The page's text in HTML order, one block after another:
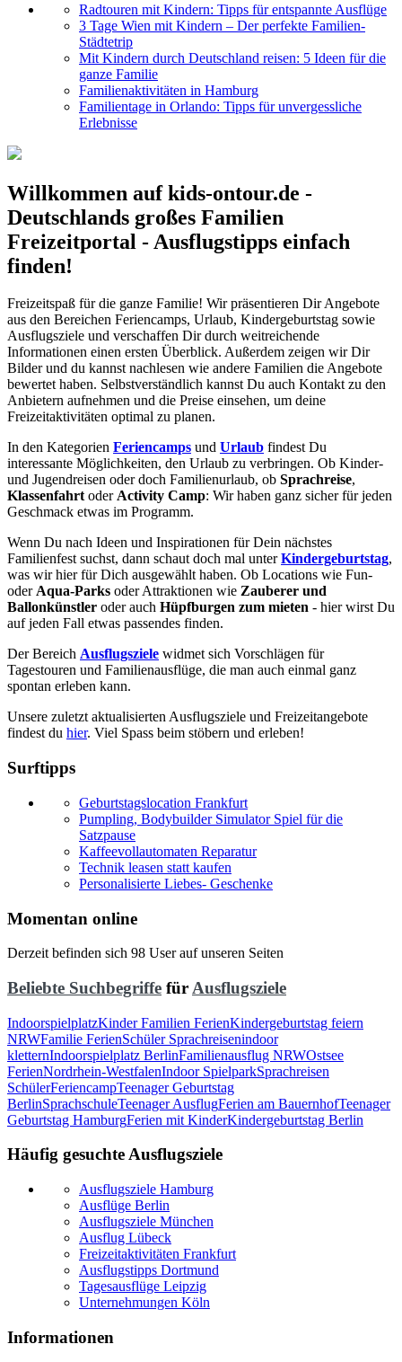
Radtouren mit Kindern: Tipps für entspannte Ausflüge
3 Tage Wien mit Kindern – Der perfekte Familien-
Städtetrip
Mit Kindern durch Deutschland reisen: 5 Ideen für die
ganze Familie
Familienaktivitäten in Hamburg
Familientage in Orlando: Tipps für unvergessliche
Erlebnisse
Willkommen auf kids-ontour.de -
Deutschlands großes Familien
Freizeitportal - Ausflugstipps einfach
finden!
Freizeitspaß für die ganze Familie! Wir präsentieren Dir Angebote
aus den Bereichen Feriencamps, Urlaub, Kindergeburtstag sowie
Ausflugsziele und verschaffen Dir durch weitreichende
Informationen einen ersten Überblick. Außerdem zeigen wir Dir
Bilder und du kannst nachlesen wie andere Familien die Angebote
bewertet haben. Selbstverständlich kannst Du auch Kontakt zu den
Anbietern aufnehmen und die Preise einsehen, um deine
Freizeitaktivitäten optimal zu planen.
In den Kategorien Feriencamps und Urlaub findest Du
interessante Möglichkeiten, den Urlaub zu verbringen. Ob Kinder-
und Jugendreisen oder doch Familienurlaub, ob Sprachreise,
KlassenfahrtoderActivity Camp: Wir haben ganz sicher für jeden
Geschmack etwas im Programm.
Wenn Du nach Ideen und Inspirationen für Dein nächstes
Familienfest suchst, dann schaut doch mal unterKindergeburtstag,
was wir hier für Dich ausgewählt haben. Ob Locations wie Fun-
oderAqua-Parks oder Attraktionen wie Zauberer und
Ballonkünstler oder auch Hüpfburgen zum mieten - hier wirst Du
auf jeden Fall etwas passendes finden.
Der Bereich Ausflugsziele widmet sich Vorschlägen für
Tagestouren und Familienausflüge, die man auch einmal ganz
spontan erleben kann.
Unsere zuletzt aktualisierten Ausflugsziele und Freizeitangebote
findest du hier. Viel Spass beim stöbern und erleben!
Surftipps
Geburtstagslocation Frankfurt
Pumpling, Bodybuilder Simulator Spiel für die
Satzpause
Kaffeevollautomaten Reparatur
Technik leasen statt kaufen
Personalisierte Liebes- Geschenke
Momentan online
Derzeit befinden sich 98 User auf unseren Seiten
Beliebte Suchbegriffe für Ausflugsziele
IndoorspielplatzKinder Familien FerienKindergeburtstag feiern
NRWFamilie FerienSchüler Sprachreisenindoor
kletternIndoorspielplatz BerlinFamilienausflug NRWOstsee
FerienNordrhein-WestfalenIndoor SpielparkSprachreisen
SchülerFeriencampTeenager Geburtstag
BerlinSprachschuleTeenager AusflugFerien am BauernhofTeenager
Geburtstag HamburgFerien mit KinderKindergeburtstag Berlin
Häufig gesuchte Ausflugsziele
Ausflugsziele Hamburg
Ausflüge Berlin
Ausflugsziele München
Ausflug Lübeck
Freizeitaktivitäten Frankfurt
Ausflugstipps Dortmund
Tagesausflüge Leipzig
Unternehmungen Köln
Informationen